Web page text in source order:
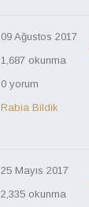
09 Ağustos 2017
1,687 okunma
0 yorum
Rabia Bildik
25 Mayıs 2017
2,335 okunma